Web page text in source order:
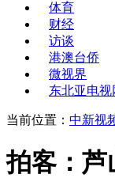
体育
财经
访谈
港澳台侨
微视界
东北亚电视
当前位置： 中新视
拍客：芦